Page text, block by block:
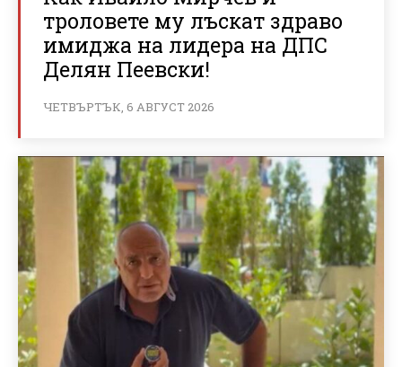
троловете му лъскат здраво
имиджа на лидера на ДПС
Делян Пеевски!
ЧЕТВЪРТЪК, 6 АВГУСТ 2026